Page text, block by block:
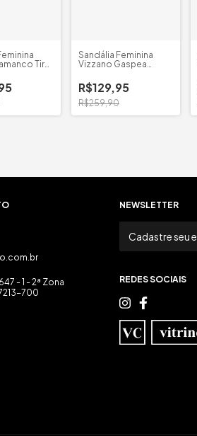
Tira
Sandália Feminina
Vizzano Gaspea
R$129,95
R$259,90
- 1 - 2ª Zona
700
NEWSLETTER
REDES SOCIAIS